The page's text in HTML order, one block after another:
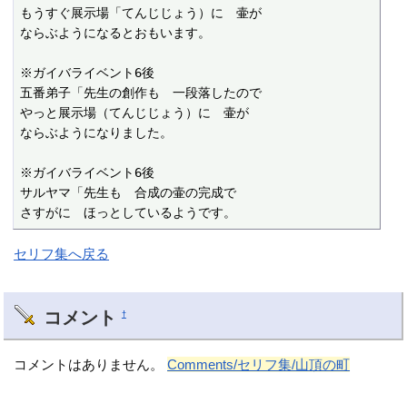
もうすぐ展示場「てんじじょう）に　壷が
ならぶようになるとおもいます。
※ガイバライベント6後
五番弟子「先生の創作も　一段落したので
やっと展示場（てんじじょう）に　壷が
ならぶようになりました。
※ガイバライベント6後
サルヤマ「先生も　合成の壷の完成で
さすがに　ほっとしているようです。
セリフ集へ戻る
コメント †
コメントはありません。Comments/セリフ集/山頂の町